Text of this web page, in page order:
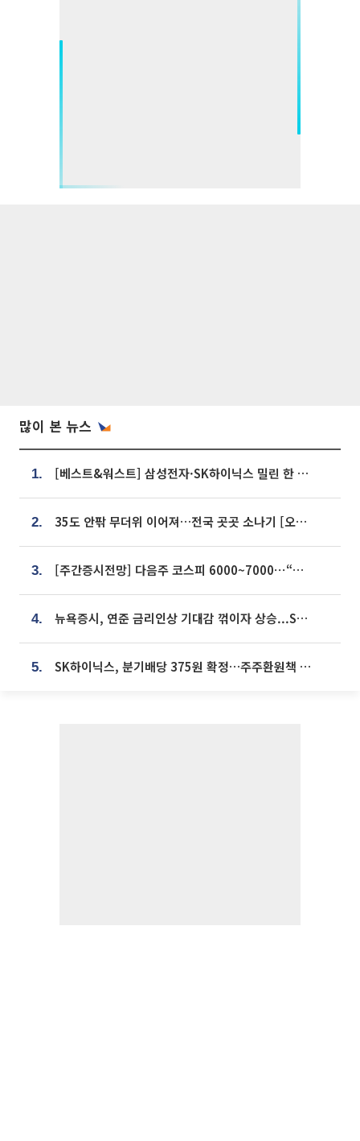
많이 본 뉴스
1. [베스트&워스트] 삼성전자·SK하이닉스 밀린 한 주…상상인증권은 85% 급등
2. 35도 안팎 무더위 이어져…전국 곳곳 소나기 [오늘 날씨]
3. [주간증시전망] 다음주 코스피 6000~7000⋯“外人 수급은 정책이 변수”
4. 뉴욕증시, 연준 금리인상 기대감 꺾이자 상승...S&P500 사상 최고치 [종합]
5. SK하이닉스, 분기배당 375원 확정…주주환원책 9월로 앞당겨 발표